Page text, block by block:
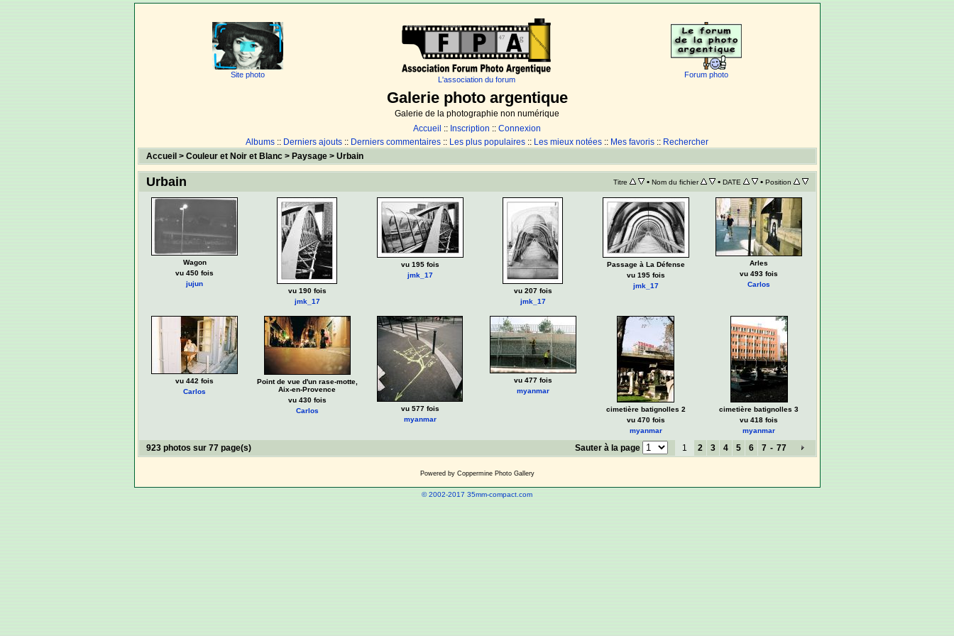
Site photo
L'association du forum
Forum photo
Galerie photo argentique
Galerie de la photographie non numérique
Accueil :: Inscription :: Connexion
Albums :: Derniers ajouts :: Derniers commentaires :: Les plus populaires :: Les mieux notées :: Mes favoris :: Rechercher
Accueil > Couleur et Noir et Blanc> Paysage> Urbain
Urbain Titre • Nom du fichier • DATE • Position
Wagon
vu 450 fois
jujun
vu 190 fois
jmk_17
vu 195 fois
jmk_17
vu 207 fois
jmk_17
Passage à La Défense
vu 195 fois
jmk_17
Arles
vu 493 fois
Carlos
vu 442 fois
Carlos
Point de vue d'un rase-motte,
Aix-en-Provence
vu 430 fois
Carlos
vu 577 fois
myanmar
vu 477 fois
myanmar
cimetière batignolles 2
vu 470 fois
myanmar
cimetière batignolles 3
vu 418 fois
myanmar
923 photos sur 77 page(s) Sauter à la page 1 2 3 4 5 6 7 - 77
Powered by Coppermine Photo Gallery
© 2002-2017 35mm-compact.com